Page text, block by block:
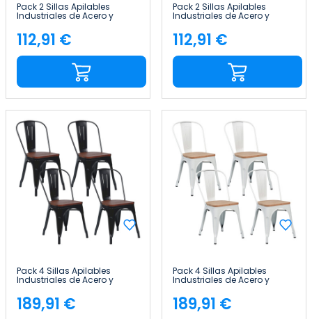
Pack 2 Sillas Apilables
Industriales de Acero y
Madera 45x45x85cm Thinia
Home
Precio
112,91 €
Pack 2 Sillas Apilables
Industriales de Acero y
Madera 45x45x85cm Thinia
Home
Precio
112,91 €
Pack 4 Sillas Apilables
Industriales de Acero y
Madera 45x45x85cm Thinia
Home
Precio
189,91 €
Pack 4 Sillas Apilables
Industriales de Acero y
Madera 45x45x85cm Thinia
Home
Precio
189,91 €